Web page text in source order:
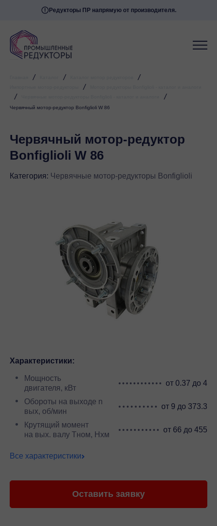
Редукторы ПР напрямую от производителя.
/ / /
/
/ /
Червячный мотор-редуктор Bonfiglioli W 86
Червячный мотор-редуктор
Bonfiglioli W 86
Категория: Червячные мотор-редукторы Bonfiglioli
Характеристики:
Мощность
двигателя, кВт
от 0.37 до 4
Обороты на выходе n
вых, об/мин
от 9 до 373.3
Крутящий момент
на вых. валу Тном, Нхм
от 66 до 455
Все характеристики
Оставить заявку
Свяжитесь с нами через любой удобный
мессенджер!